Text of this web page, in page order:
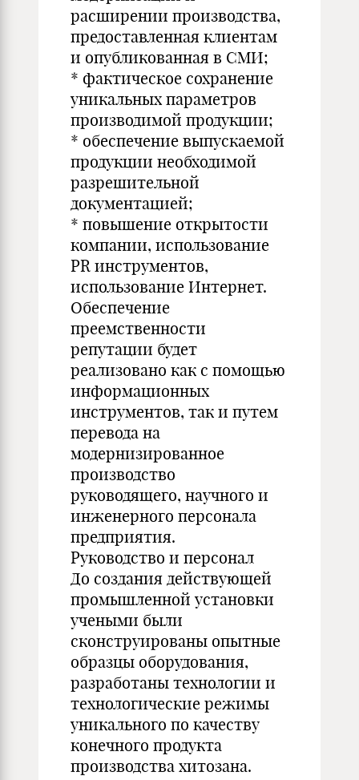
расширении производства,
предоставленная клиентам
и опубликованная в СМИ;
* фактическое сохранение
уникальных параметров
производимой продукции;
* обеспечение выпускаемой
продукции необходимой
разрешительной
документацией;
* повышение открытости
компании, использование
PR инструментов,
использование Интернет.
Обеспечение
преемственности
репутации будет
реализовано как с помощью
информационных
инструментов, так и путем
перевода на
модернизированное
производство
руководящего, научного и
инженерного персонала
предприятия.
Руководство и персонал
До создания действующей
промышленной установки
учеными были
сконструированы опытные
образцы оборудования,
разработаны технологии и
технологические режимы
уникального по качеству
конечного продукта
производства хитозана.